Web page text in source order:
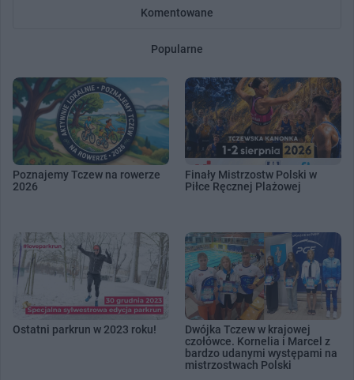
Komentowane
Popularne
Poznajemy Tczew na rowerze
2026
Finały Mistrzostw Polski w
Piłce Ręcznej Plażowej
Ostatni parkrun w 2023 roku!
Dwójka Tczew w krajowej
czołówce. Kornelia i Marcel z
bardzo udanymi występami na
mistrzostwach Polski